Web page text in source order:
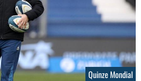
Quinze Mondial